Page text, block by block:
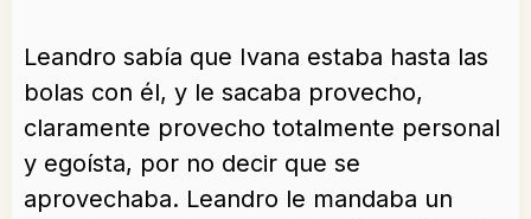
Leandro sabía que Ivana estaba hasta las
bolas con él, y le sacaba provecho,
claramente provecho totalmente personal
y egoísta, por no decir que se
aprovechaba. Leandro le mandaba un